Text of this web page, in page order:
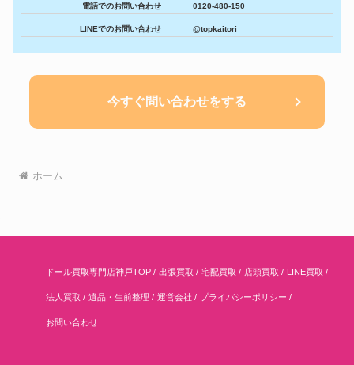
電話でのお問い合わせ 0120-480-150
LINEでのお問い合わせ @topkaitori
今すぐ問い合わせをする
ホーム
ドール買取専門店神戸TOP 出張買取 宅配買取 店頭買取 LINE買取
法人買取 遺品・生前整理 運営会社 プライバシーポリシー
お問い合わせ